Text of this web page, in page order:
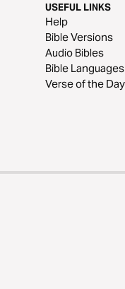
USEFUL LINKS
Help
Bible Versions
Audio Bibles
Bible Languages
Verse of the Day